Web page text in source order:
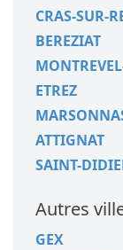
CRAS-SUR-
BEREZIAT
ETREZ
ATTIGNAT
SAINT-
Autres
GEX